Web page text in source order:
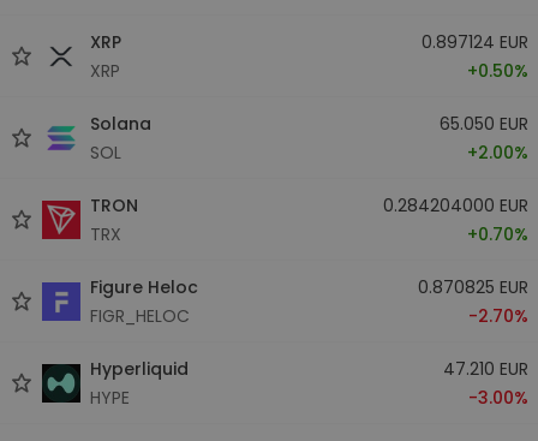
XRP
XRP
0.897124 EUR
+0.50%
Solana
SOL
65.050 EUR
+2.00%
TRON
TRX
0.284204000 EUR
+0.70%
Figure Heloc
FIGR_HELOC
0.870825 EUR
-2.70%
Hyperliquid
HYPE
47.210 EUR
-3.00%